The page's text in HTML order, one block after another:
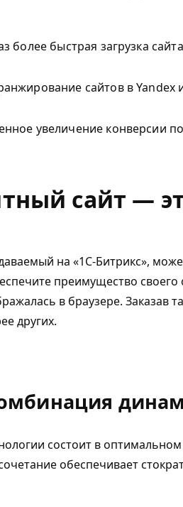
более быстрая загрузка сайта
сайтов в Yandex
увеличение конверсии
сайт —
на «1C-Битрикс»,
преимущество
в браузере. Заказав
других.
состоит в
обеспечивает